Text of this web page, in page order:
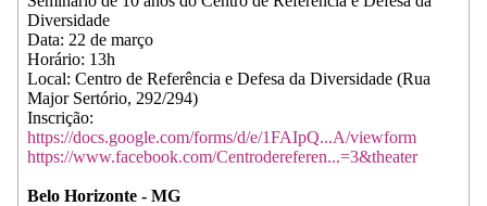
Diversidade
Data: 22 de março
Horário: 13h
Local: Centro de Referência e Defesa da Diversidade (Rua
Major Sertório, 292/294)
Inscrição:
https://docs.google.com/forms/d/e/1FAIpQ...A/viewform
https://www.facebook.com/Centrodereferen...=3&theater
Belo Horizonte - MG